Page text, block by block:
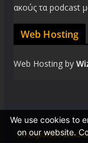
ακούς τα podcast
Web Hosting
Web Hosting by
Πνευματικά
We use cookies to
on our website.